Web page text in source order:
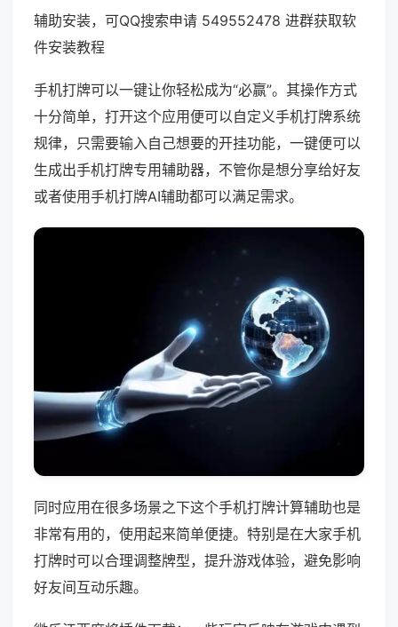
辅助安装，可QQ搜索申请 549552478 进群获取软
件安装教程
手机打牌可以一键让你轻松成为“必赢”。其操作方式
十分简单，打开这个应用便可以自定义手机打牌系统
规律，只需要输入自己想要的开挂功能，一键便可以
生成出手机打牌专用辅助器，不管你是想分享给好友
或者使用手机打牌AI辅助都可以满足需求。
同时应用在很多场景之下这个手机打牌计算辅助也是
非常有用的，使用起来简单便捷。特别是在大家手机
打牌时可以合理调整牌型，提升游戏体验，避免影响
好友间互动乐趣。